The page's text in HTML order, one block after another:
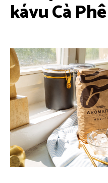
kávu Cà